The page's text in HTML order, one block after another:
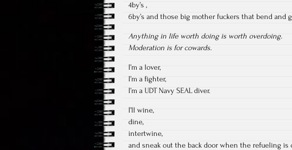
4by’s ,
6by’s and those big mother fuckers that bend and
Anything in life worth doing is worth overdoing.
Moderation is for cowards.
I’m a lover,
I’m a fighter,
I’m a UDT Navy SEAL diver.
I’ll wine,
dine,
intertwine,
and sneak out the back door when the refueling is